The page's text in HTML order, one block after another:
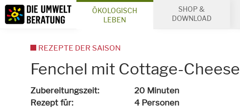
Inhalt
Suche
ÖKOLOGISCH
LEBEN
SHOP &
DOWNLOAD
Fenchel mit Cottage-Cheese
Zubereitungszeit
20 Minuten
Rezept für
4 Personen
REZEPTE DER SAISON